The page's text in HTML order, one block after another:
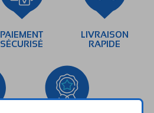
PAIEMENT
SÉCURISÉ
LIVRAISON
RAPIDE